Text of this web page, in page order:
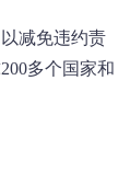
减免违约责
多个国家和